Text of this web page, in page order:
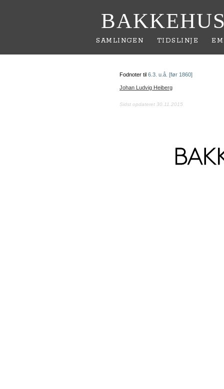
SAMLINGEN TIDSLINJE
Fodnoter til 6.3. u.å. [før 1860]
Johan Ludvig Heiberg
Sidst opdateret 30.11.2015